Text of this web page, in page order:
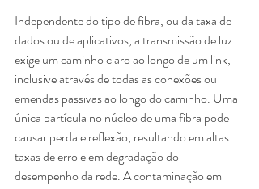
Independente do tipo de fibra, ou da taxa de
dados ou de aplicativos, a transmissão de luz
exige um caminho claro ao longo de um link,
inclusive através de todas as conexões ou
emendas passivas ao longo do caminho. Uma
única partícula no núcleo de uma fibra pode
causar perda e reflexão, resultando em altas
taxas de erro e em degradação do
desempenho da rede. A contaminação em